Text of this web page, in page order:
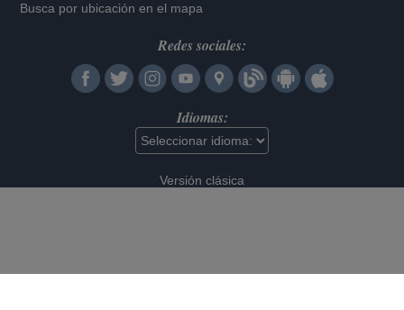
Busca por ubicación en el mapa
Redes sociales:
Idiomas:
Versión clásica